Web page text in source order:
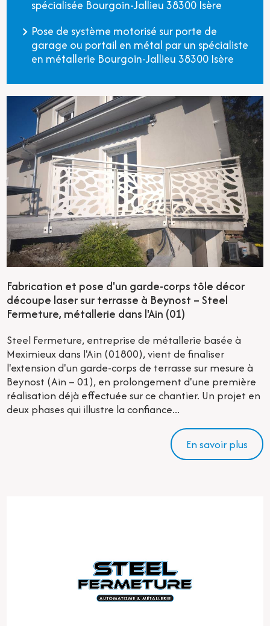
spécialisée Bourgoin-Jallieu 38300 Isère
Pose de système motorisé sur porte de
garage ou portail en métal par un spécialiste
en métallerie Bourgoin-Jallieu 38300 Isère
Fabrication et pose d'un garde-corps tôle décor
découpe laser sur terrasse à Beynost – Steel
Fermeture, métallerie dans l'Ain (01)
Steel Fermeture, entreprise de métallerie basée à
Meximieux dans l'Ain (01800), vient de finaliser
l'extension d'un garde-corps de terrasse sur mesure à
Beynost (Ain – 01), en prolongement d'une première
réalisation déjà effectuée sur ce chantier. Un projet en
deux phases qui illustre la confiance...
En savoir plus